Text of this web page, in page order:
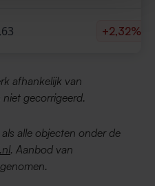
+2,32%
afhankelijk van
gecorrigeerd.
alle objecten onder de
. Aanbod van